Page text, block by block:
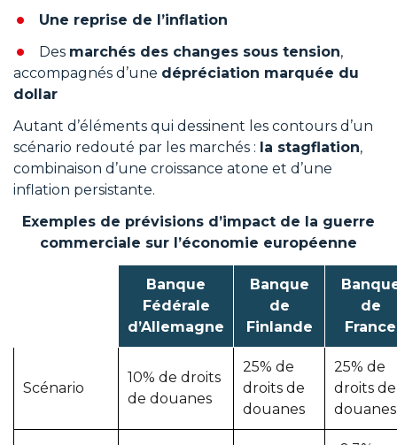
Une reprise de l’inflation
Des marchés des changes sous tension,
accompagnés d’une dépréciation marquée du
dollar
Autant d’éléments qui dessinent les contours d’un
scénario redouté par les marchés : la stagflation,
combinaison d’une croissance atone et d’une
inflation persistante.
Exemples de prévisions d’impact de la guerre
commerciale sur l’économie européenne
Banque
Fédérale
d’Allemagne
Banque
de
Finlande
de
France
Scénario
10% de droits
de douanes
25% de
droits de
douanes
25% de
droits de
douanes